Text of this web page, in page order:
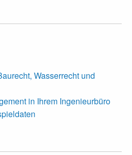
Wasserrecht und
in Ihrem Ingenieurbüro